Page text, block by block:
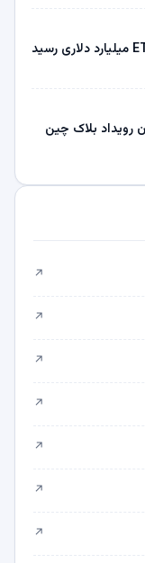
XRP به نقطه عطف جدید ETF 1.5 میلیارد دلاری رسید
رویداد بلاک چین
↗
↗
↗
↗
↗
↗
↗